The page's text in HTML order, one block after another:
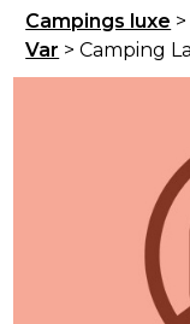
Campings luxe >
Var > Camping